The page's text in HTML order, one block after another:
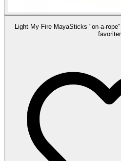
Light My Fire MayaSticks "on-a-
favoriter